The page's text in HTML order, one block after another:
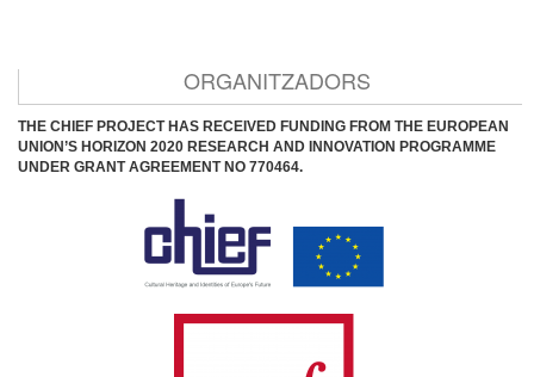
ORGANITZADORS
THE CHIEF PROJECT HAS RECEIVED FUNDING FROM THE EUROPEAN
UNION’S HORIZON 2020 RESEARCH AND INNOVATION PROGRAMME
UNDER GRANT AGREEMENT NO 770464.